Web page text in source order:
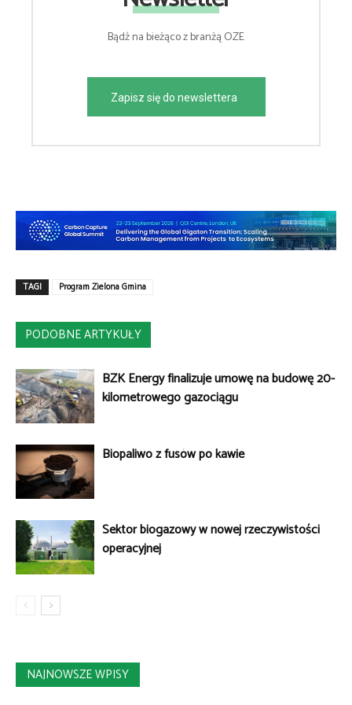
Bądź na bieżąco z branżą OZE
Zapisz się do newslettera
TAGI Program Zielona Gmina
PODOBNE ARTYKUŁY
BZK Energy finalizuje umowę na budowę 20-
kilometrowego gazociągu
Biopaliwo z fusów po kawie
Sektor biogazowy w nowej rzeczywistości
operacyjnej
NAJNOWSZE WPISY